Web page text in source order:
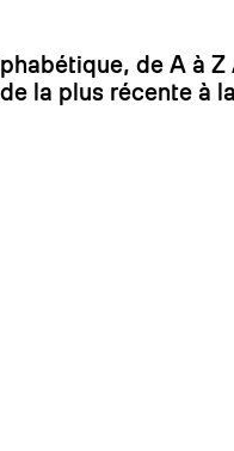
de A à Z
la plus récente à